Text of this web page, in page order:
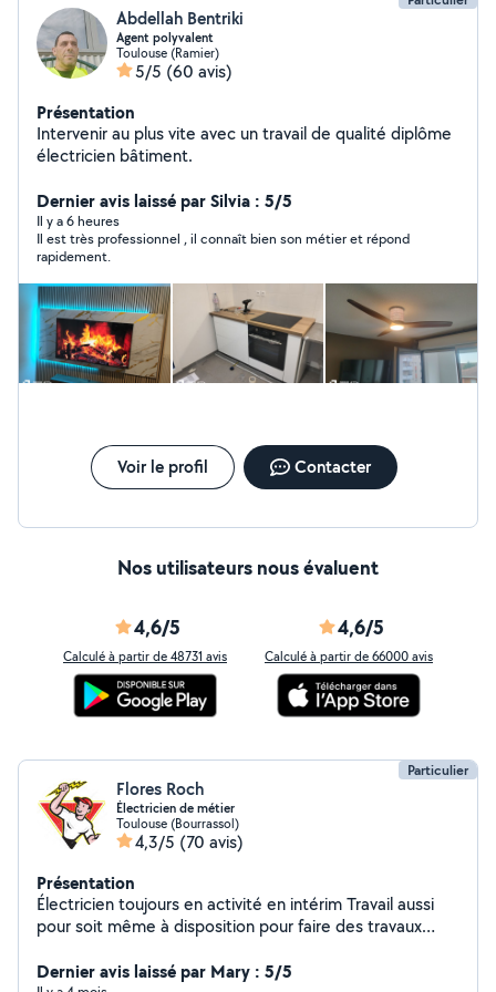
Abdellah Bentriki
Agent polyvalent
Toulouse (Ramier)
5/5 (60 avis)
Présentation
Intervenir au plus vite avec un travail de qualité diplôme
électricien bâtiment.
Dernier avis laissé par Silvia : 5/5
Il y a 6 heures
Il est très professionnel , il connaît bien son métier et répond
rapidement.
Voir le profil Contacter
Nos utilisateurs nous évaluent
4,6/5
Calculé à partir de 48731 avis
4,6/5
Calculé à partir de 66000 avis
Particulier
Flores Roch
Électricien de métier
Toulouse (Bourrassol)
4,3/5 (70 avis)
Présentation
Électricien toujours en activité en intérim Travail aussi
pour soit même à disposition pour faire des travaux
bon bricoleur et bien équipé en matériels Je peux
Dernier avis laissé par Mary : 5/5